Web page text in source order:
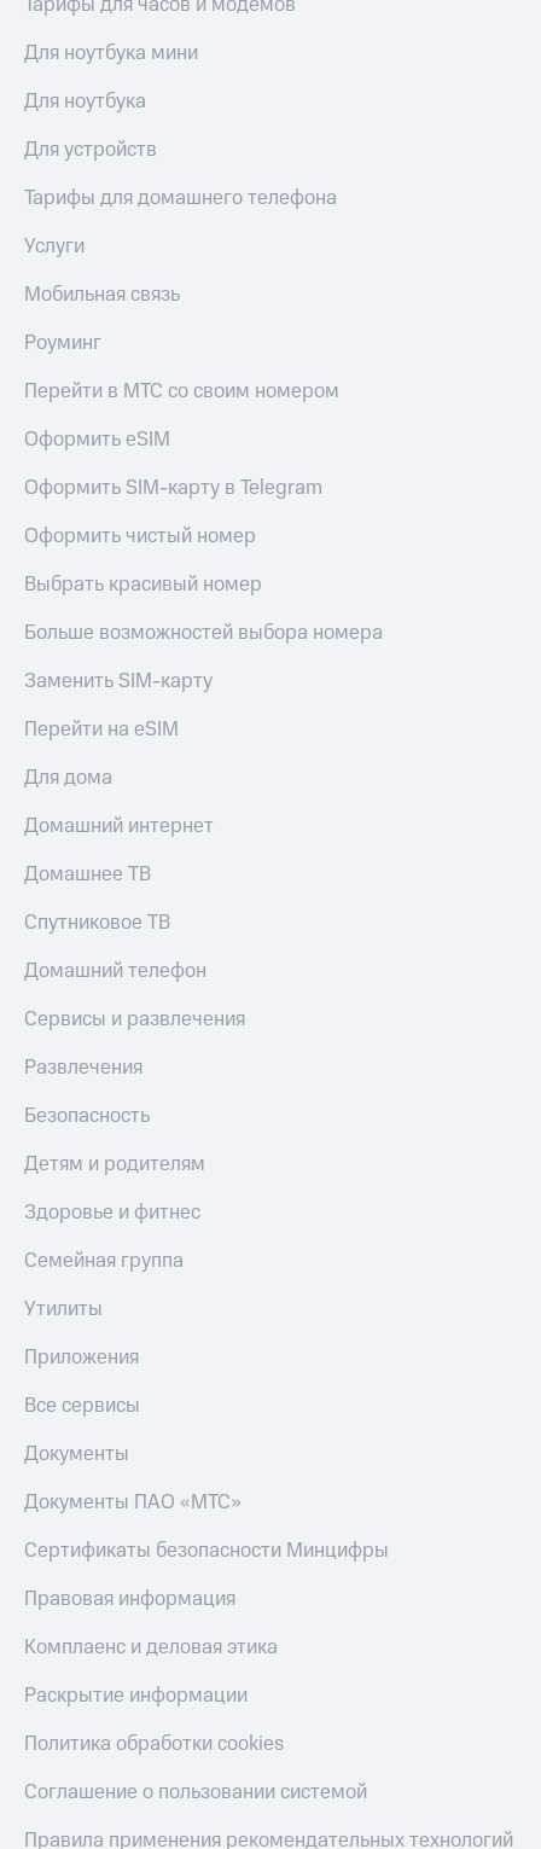
Для ноутбука мини
Для ноутбука
Для устройств
Тарифы для домашнего телефона
Услуги
Мобильная связь
Роуминг
Перейти в МТС со своим номером
Оформить eSIM
Оформить SIM-карту в Telegram
Оформить чистый номер
Выбрать красивый номер
Больше возможностей выбора номера
Заменить SIM-карту
Перейти на eSIM
Для дома
Домашний интернет
Домашнее ТВ
Спутниковое ТВ
Домашний телефон
Сервисы и развлечения
Развлечения
Безопасность
Детям и родителям
Здоровье и фитнес
Семейная группа
Утилиты
Приложения
Все сервисы
Документы
Документы ПАО «МТС»
Сертификаты безопасности Минцифры
Правовая информация
Комплаенс и деловая этика
Раскрытие информации
Политика обработки cookies
Соглашение о пользовании системой
Правила применения рекомендательных технологий